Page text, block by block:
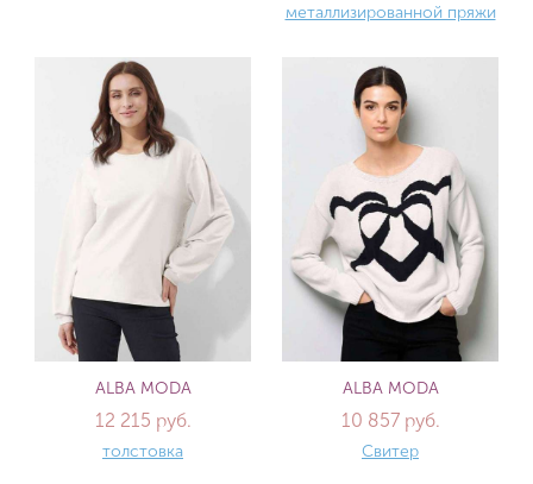
металлизированной пряжи
ALBA MODA
12 215 руб.
толстовка
ALBA MODA
10 857 руб.
Свитер